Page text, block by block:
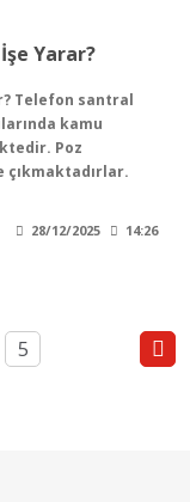
Yarar?
Telefon santral
kamu
Poz
çıkmaktadırlar.
28/12/2025 14:26
5